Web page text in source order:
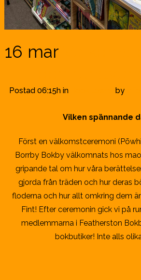
16 mar
Postad 06:15h in by
Vilken spännande
Först en välkomstceremoni
Borrby Bokby välkomnats hos
gripande tal om hur våra
gjorda från träden och hur deras
floderna och hur allt omkring dem
Fint! Efter ceremonin gick vi på
medlemmarna i Featherston
bokbutiker! Inte alls